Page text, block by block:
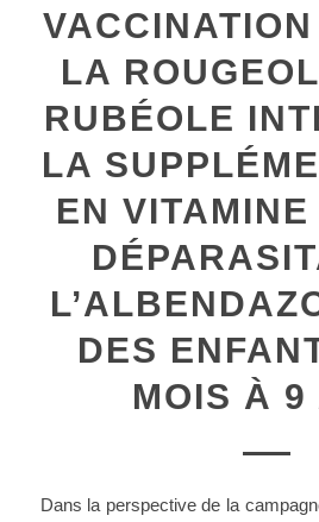
LA
RUBÉOLE
LA
EN
DES
MOIS À 9
Dans la perspective de la